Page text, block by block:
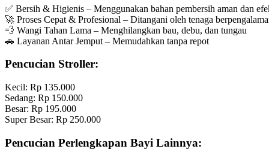
✅ Bersih & Higienis – Menggunakan bahan pembersih aman dan
🚀 Proses Cepat & Profesional – Ditangani oleh tenaga
💨 Wangi Tahan Lama – Menghilangkan bau, debu, dan tungau
🚗 Layanan Antar Jemput – Memudahkan tanpa repot
Pencucian Stroller:
Kecil: Rp 135.000
Sedang: Rp 150.000
Besar: Rp 195.000
Super Besar: Rp 250.000
Pencucian Perlengkapan Bayi Lainnya: